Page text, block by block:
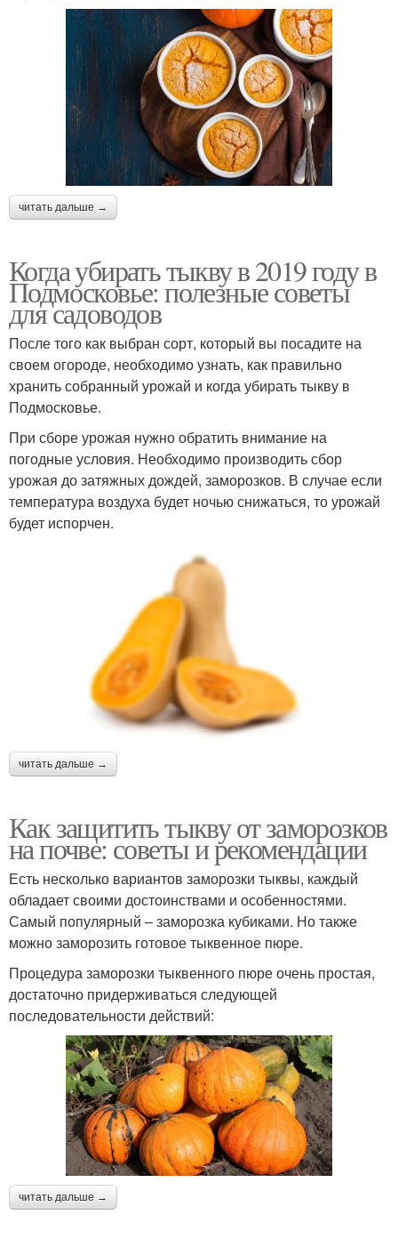
читать дальше →
Когда убирать тыкву в 2019 году в
Подмосковье: полезные советы
для садоводов
После того как выбран сорт, который вы посадите на
своем огороде, необходимо узнать, как правильно
хранить собранный урожай и когда убирать тыкву в
Подмосковье.
При сборе урожая нужно обратить внимание на
погодные условия. Необходимо производить сбор
урожая до затяжных дождей, заморозков. В случае если
температура воздуха будет ночью снижаться, то урожай
будет испорчен.
читать дальше →
Как защитить тыкву от заморозков
на почве: советы и рекомендации
Есть несколько вариантов заморозки тыквы, каждый
обладает своими достоинствами и особенностями.
Самый популярный – заморозка кубиками. Но также
можно заморозить готовое тыквенное пюре.
Процедура заморозки тыквенного пюре очень простая,
достаточно придерживаться следующей
последовательности действий:
читать дальше →